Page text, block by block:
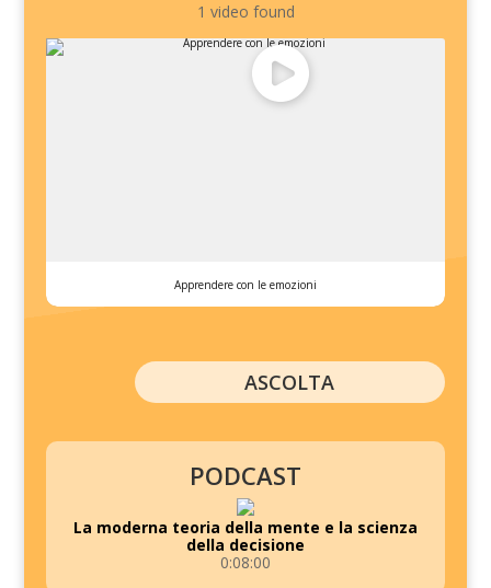
1 video found
Apprendere con le emozioni
ASCOLTA
PODCAST
La moderna teoria della mente e la scienza
della decisione
0:08:00